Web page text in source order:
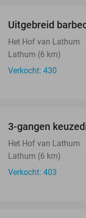
Uitgebreid
Het Hof van Lathum
Lathum (6 km)
Verkocht: 430
3-gangen
Het Hof van Lathum
Lathum (6 km)
Verkocht: 403